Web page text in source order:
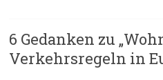
6 Gedanken zu „
Verkehrsregeln in